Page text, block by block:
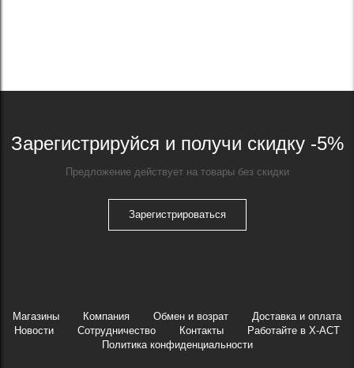
Зарегистрируйся и получи скидку -5%
Предложение действует на товары без скидки
Зарегистрироваться
Магазины Компания Обмен и возрат
Доставка и оплата
Новости
Сотрудничество Контакты
Работайте в X-ACT
Политика конфиденциальности